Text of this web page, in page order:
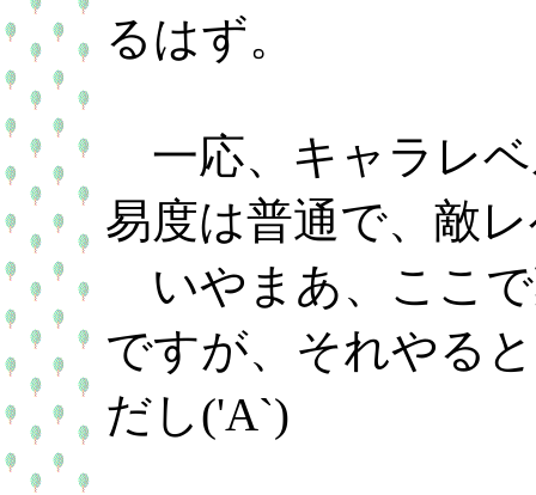
るはず。
一応、キャラレ
易度は普通で、敵
いやまあ、ここ
ですが、それやる
だし('A`)